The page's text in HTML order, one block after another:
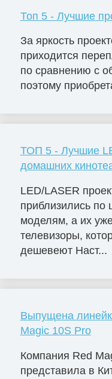
Топ 5 - Лучшие
За яркость
приходится
по сравнению с
поэтому
ТОП 5 - Лучшие
домашних
LED/LASER
приблизились
моделям, а их
телевизоры,
дешевеют Наст...
Выпущена
Magic 10S Pro
Компания Red
представила в